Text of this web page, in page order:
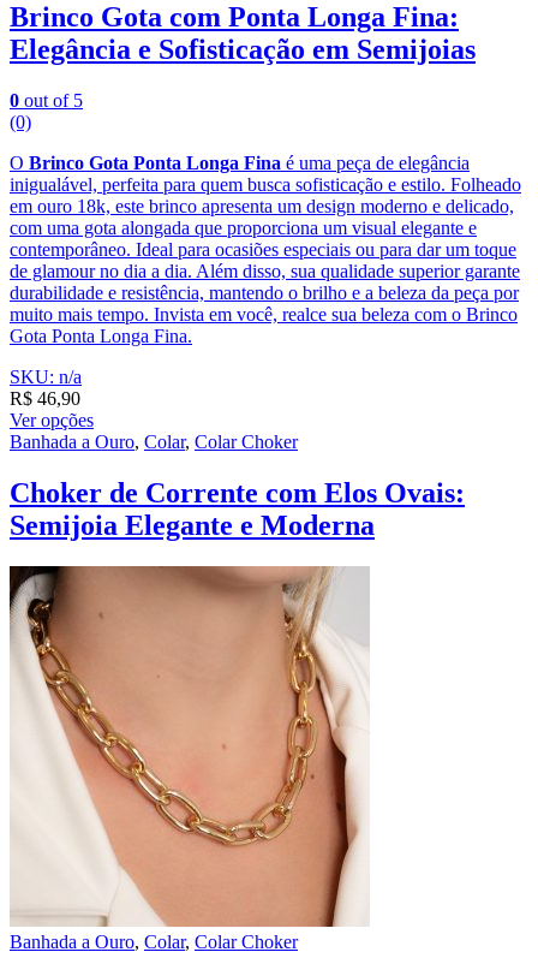
Brinco Gota com Ponta Longa Fina:
Elegância e Sofisticação em Semijoias
0 out of 5
(0)
O Brinco Gota Ponta Longa Fina é uma peça de elegância
inigualável, perfeita para quem busca sofisticação e estilo. Folheado
em ouro 18k, este brinco apresenta um design moderno e delicado,
com uma gota alongada que proporciona um visual elegante e
contemporâneo. Ideal para ocasiões especiais ou para dar um toque
de glamour no dia a dia. Além disso, sua qualidade superior garante
durabilidade e resistência, mantendo o brilho e a beleza da peça por
muito mais tempo. Invista em você, realce sua beleza com o Brinco
Gota Ponta Longa Fina.
SKU: n/a
R$ 46,90
Ver opções
Banhada a Ouro, Colar, Colar Choker
Choker de Corrente com Elos Ovais:
Semijoia Elegante e Moderna
Banhada a Ouro, Colar, Colar Choker